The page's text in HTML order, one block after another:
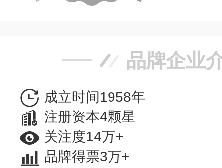
品牌企业
成立时间1958年
注册资本4颗星
关注度14万+
品牌得票3万+